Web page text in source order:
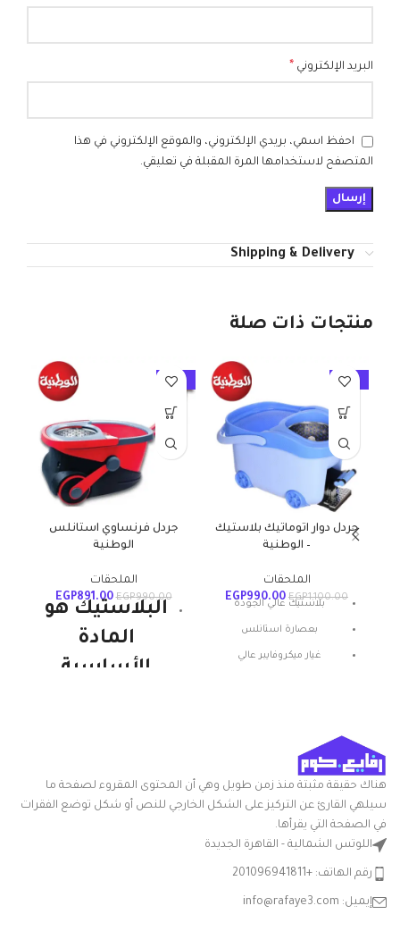
البريد الإلكتروني *
احفظ اسمي، بريدي الإلكتروني، والموقع الإلكتروني في هذا
المتصفح لاستخدامها المرة المقبلة في تعليقي.
Shipping & Delivery
منتجات ذات صلة
-10%
جردل دوار اتوماتيك بلاستيك
– الوطنية
الملحقات
EGP1,100.00
EGP990.00
بلاستيك عالي الجودة
بعصارة استانلس
غيار ميكروفايبر عالي
-10%
جردل فرنساوي استانلس
الوطنية
الملحقات
EGP990.00
EGP891.00
البلاستيك هو
المادة
الأساسية
قوية ومتينة
وخفيفة الوزن
هناك حقيقة مثبتة منذ زمن طويل وهي أن المحتوى المقروء لصفحة ما
سيلهي القارئ عن التركيز على الشكل الخارجي للنص أو شكل توضع الفقرات
في الصفحة التي يقرأها.
اللوتس الشمالية - القاهرة الجديدة
رقم الهاتف: +201096941811
إيميل: info@rafaye3.com